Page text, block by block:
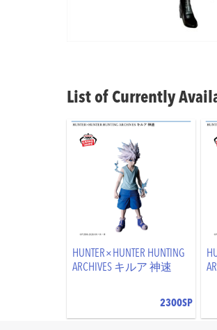
List of Currently
HUNTER×HUNTER HUNTING
ARCHIVES キルア 神速
2300SP